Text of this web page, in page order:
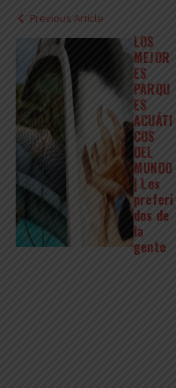
Previous Article
LOS
MEJOR
ES
PARQU
ES
ACUÁTI
COS
DEL
MUNDO
| Los
preferi
dos de
la
gente